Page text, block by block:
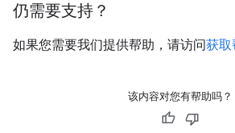
仍需要支持？
如果您需要我们提供帮助，请访问获取
该内容对您有帮助吗？